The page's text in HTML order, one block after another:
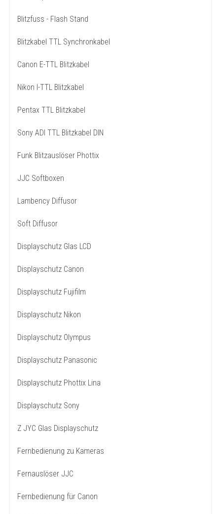
Blitzfuss - Flash Stand
Blitzkabel TTL Synchronkabel
Canon E-TTL Blitzkabel
Nikon I-TTL Blitzkabel
Pentax TTL Blitzkabel
Sony ADI TTL Blitzkabel DIN
Funk Blitzauslöser Phottix
JJC Softboxen
Lambency Diffusor
Soft Diffusor
Displayschutz Glas LCD
Displayschutz Canon
Displayschutz Fujifilm
Displayschutz Nikon
Displayschutz Olympus
Displayschutz Panasonic
Displayschutz Phottix Lina
Displayschutz Sony
Z JYC Glas Displayschutz
Fernbedienung zu Kameras
Fernauslöser JJC
Fernbedienung für Canon